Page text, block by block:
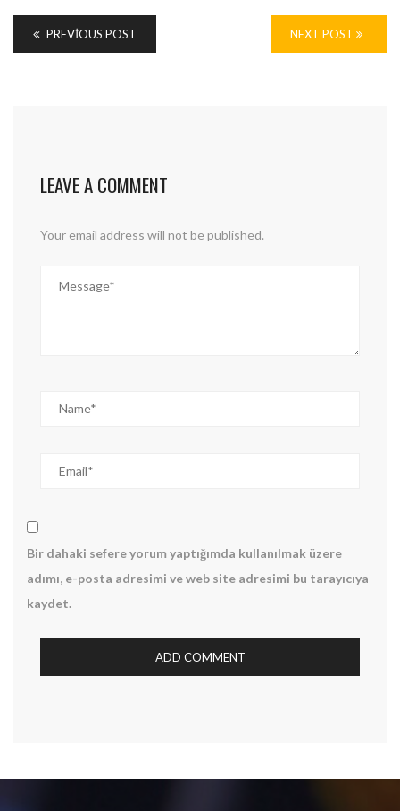
PREVIOUS POST NEXT POST
LEAVE A COMMENT
Your email address will not be published.
Bir dahaki sefere yorum yaptığımda kullanılmak üzere
adımı, e-posta adresimi ve web site adresimi bu tarayıcıya
kaydet.